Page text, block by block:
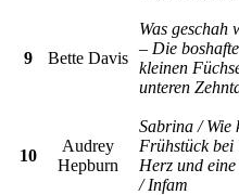
9 Bette Davis
Was geschah
– Die
kleinen
unteren
10
Audrey
Hepburn
Sabrina / Wie
Frühstück
Herz und
/ Infam